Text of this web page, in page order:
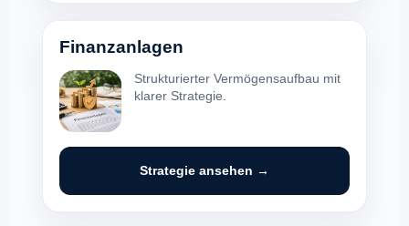
Finanzanlagen
Strukturierter Vermögensaufbau mit
klarer Strategie.
Strategie ansehen →